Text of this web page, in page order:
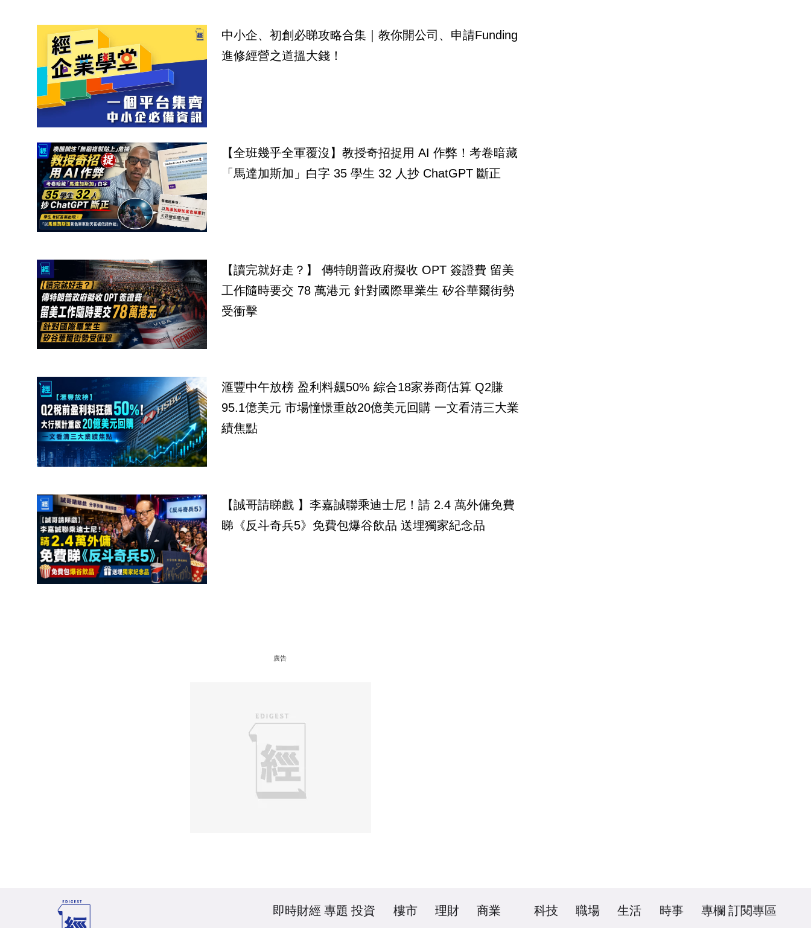
中小企、初創必睇攻略合集｜教你開公司、申請Funding
進修經營之道搵大錢！
【全班幾乎全軍覆沒】教授奇招捉用 AI 作弊！考卷暗藏
「馬達加斯加」白字 35 學生 32 人抄 ChatGPT 斷正
【讀完就好走？】 傳特朗普政府擬收 OPT 簽證費 留美
工作隨時要交 78 萬港元 針對國際畢業生 矽谷華爾街勢
受衝擊
滙豐中午放榜 盈利料飆50% 綜合18家券商估算 Q2賺
95.1億美元 市場憧憬重啟20億美元回購 一文看清三大業
績焦點
【誠哥請睇戲 】李嘉誠聯乘迪士尼！請 2.4 萬外傭免費
睇《反斗奇兵5》免費包爆谷飲品 送埋獨家紀念品
廣告
即時財經 專題 投資 樓市 理財 商業 科技 職場 生活 時事 專欄 訂閱專區